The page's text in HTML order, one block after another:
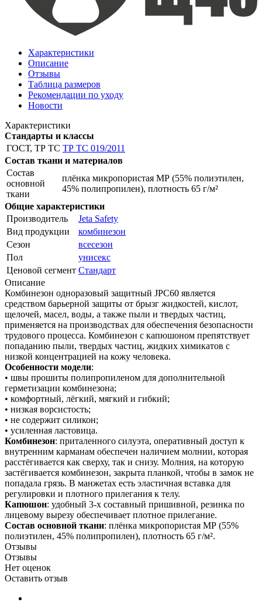
Характеристики
Описание
Отзывы
Таблица размеров
Рекомендации по уходу
Новости
Характеристики
Стандарты и классы
ГОСТ, ТР ТС ТР ТС 019/2011
Состав ткани и материалов
Состав
основной
ткани
плёнка микропористая МР (55% полиэтилен,
45% полипропилен), плотность 65 г/м²
Общие характеристики
Производитель
Jeta Safety
Вид продукции
комбинезон
Сезон
всесезон
Пол
унисекс
Ценовой сегмент Стандарт
Описание
Комбинезон одноразовый защитный JPC60 является
средством барьерной защиты от брызг жидкостей, кислот,
щелочей, масел, воды, а также пыли и твердых частиц,
применяется на производствах для обеспечения безопасности
трудового процесса. Комбинезон с капюшоном препятствует
попаданию пыли, твердых частиц, жидких химикатов с
низкой концентрацией на кожу человека.
Особенности модели:
• швы прошиты полипропиленом для дополнительной
герметизации комбинезона;
• комфортный, лёгкий, мягкий и гибкий;
• низкая ворсистость;
• не содержит силикон;
• усиленная ластовица.
Комбинезон: приталенного силуэта, оперативный доступ к
внутренним карманам обеспечен наличием молнии, которая
расстёгивается как сверху, так и снизу. Молния, на которую
застёгивается комбинезон, закрыта планкой, чтобы в замок не
попадала грязь. В манжетах есть эластичная вставка для
регулировки и плотного прилегания к телу.
Капюшон: удобный 3-х составный пришивной, резинка по
лицевому вырезу обеспечивает плотное прилегание.
Состав основной ткани: плёнка микропористая МР (55%
полиэтилен, 45% полипропилен), плотность 65 г/м².
Отзывы
Отзывы
Нет оценок
Оставить отзыв